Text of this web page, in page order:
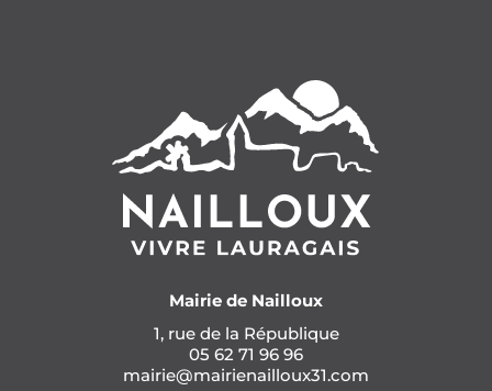
Mairie de Nailloux
1, rue de la République
05 62 71 96 96
mairie@mairienailloux31.com